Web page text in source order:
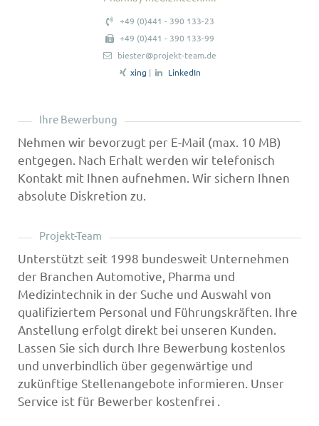
+49 (0)441 - 390 133-23
+49 (0)441 - 390 133-99
biester@projekt-team.de
xing | LinkedIn
Ihre Bewerbung
Nehmen wir bevorzugt per E-Mail (max. 10 MB)
entgegen. Nach Erhalt werden wir telefonisch
Kontakt mit Ihnen aufnehmen. Wir sichern Ihnen
absolute Diskretion zu.
Projekt-Team
Unterstützt seit 1998 bundesweit Unternehmen
der Branchen Automotive, Pharma und
Medizintechnik in der Suche und Auswahl von
qualifiziertem Personal und Führungskräften. Ihre
Anstellung erfolgt direkt bei unseren Kunden.
Lassen Sie sich durch Ihre Bewerbung kostenlos
und unverbindlich über gegenwärtige und
zukünftige Stellenangebote informieren. Unser
Service ist für Bewerber kostenfrei .